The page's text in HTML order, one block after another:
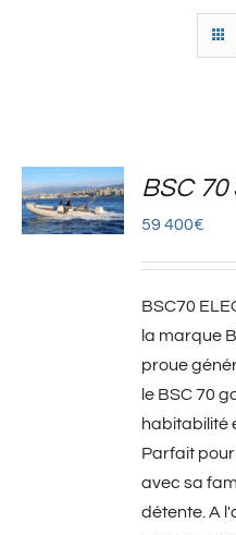
BSC
59 400€
BSC70
la marque
proue
le BSC 70
habitabilité
Parfait
avec sa
détente. A